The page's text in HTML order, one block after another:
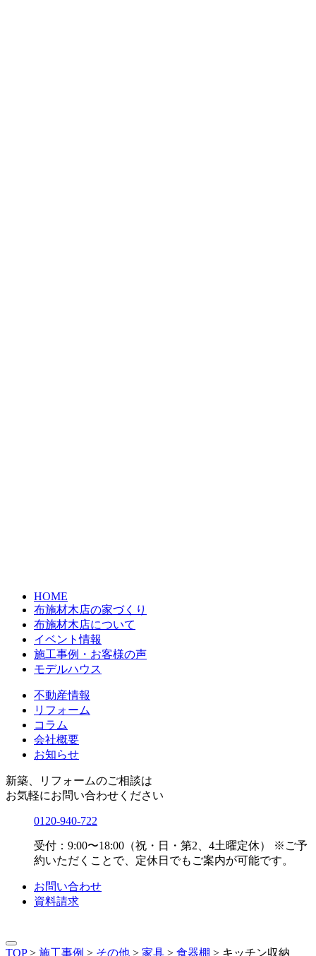
HOME
布施材木店の家づくり
布施材木店について
イベント情報
施工事例・お客様の声
モデルハウス
不動産情報
リフォーム
コラム
会社概要
お知らせ
新築、リフォームのご相談は
お気軽にお問い合わせください
0120-940-722
受付：9:00〜18:00（祝・日・第2、4土曜定休）
※ご予
約いただくことで、定休日でもご案内が可能です。
お問い合わせ
資料請求
TOP > 施工事例 > その他 > 家具 > 食器棚 > キッチン収納